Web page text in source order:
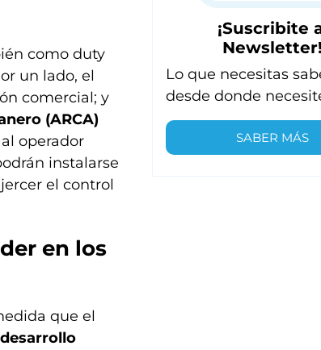
como duty
un lado, el
comercial; y
(ARCA)
operador
instalarse
el control
en los
que el
¡Suscribite
Newsletter!
Lo que necesitas
desde donde
SABER MÁS